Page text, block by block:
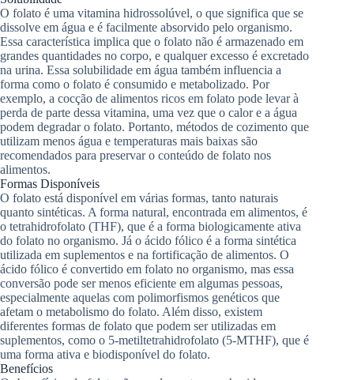
O folato é uma vitamina hidrossolúvel, o que significa que se
dissolve em água e é facilmente absorvido pelo organismo.
Essa característica implica que o folato não é armazenado em
grandes quantidades no corpo, e qualquer excesso é excretado
na urina. Essa solubilidade em água também influencia a
forma como o folato é consumido e metabolizado. Por
exemplo, a cocção de alimentos ricos em folato pode levar à
perda de parte dessa vitamina, uma vez que o calor e a água
podem degradar o folato. Portanto, métodos de cozimento que
utilizam menos água e temperaturas mais baixas são
recomendados para preservar o conteúdo de folato nos
alimentos.
Formas Disponíveis
O folato está disponível em várias formas, tanto naturais
quanto sintéticas. A forma natural, encontrada em alimentos, é
o tetrahidrofolato (THF), que é a forma biologicamente ativa
do folato no organismo. Já o ácido fólico é a forma sintética
utilizada em suplementos e na fortificação de alimentos. O
ácido fólico é convertido em folato no organismo, mas essa
conversão pode ser menos eficiente em algumas pessoas,
especialmente aquelas com polimorfismos genéticos que
afetam o metabolismo do folato. Além disso, existem
diferentes formas de folato que podem ser utilizadas em
suplementos, como o 5-metiltetrahidrofolato (5-MTHF), que é
uma forma ativa e biodisponível do folato.
Benefícios